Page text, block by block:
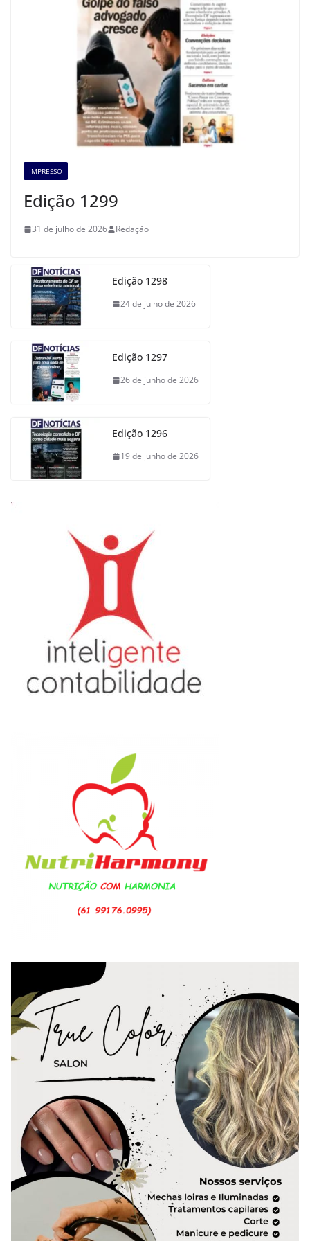
IMPRESSO
Edição 1299
31 de julho de 2026 Redação
Edição 1298
24 de julho de 2026
Edição 1297
26 de junho de 2026
Edição 1296
19 de junho de 2026